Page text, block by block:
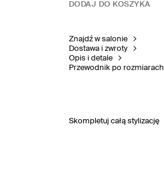
DODAJ DO KOSZYKA
Znajdź w salonie
Dostawa i zwroty
Opis i detale
Przewodnik po rozmiarach
Skompletuj całą stylizację